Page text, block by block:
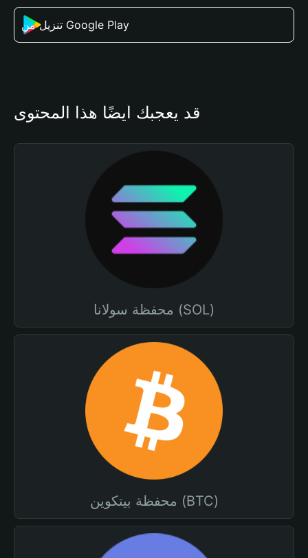
تنزيل من Google Play
قد يعجبك أيضًا هذا المحتوى
محفظة سولانا (SOL)
محفظة بيتكوين (BTC)